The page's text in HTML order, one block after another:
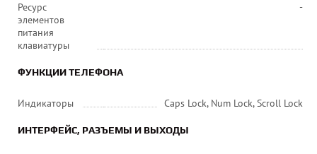
Ресурс
элементов
питания
клавиатуры
-
ФУНКЦИИ ТЕЛЕФОНА
Индикаторы Caps Lock, Num Lock, Scroll Lock
ИНТЕРФЕЙС, РАЗЪЕМЫ И ВЫХОДЫ